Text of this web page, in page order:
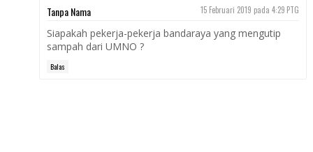
Tanpa Nama 15 Februari 2019 pada 4:29 PTG
Siapakah pekerja-pekerja bandaraya yang mengutip
sampah dari UMNO ?
Balas